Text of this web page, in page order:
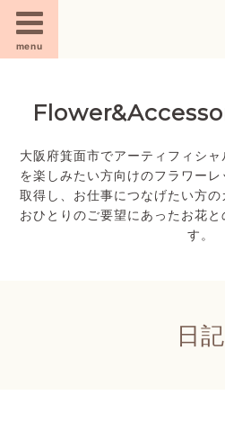
menu
大阪府箕面市でアーティフィシ
を楽しみたい方向けのフラワー
取得し、お仕事につなげたい方
おひとりのご要望にあったお花
す。
日記